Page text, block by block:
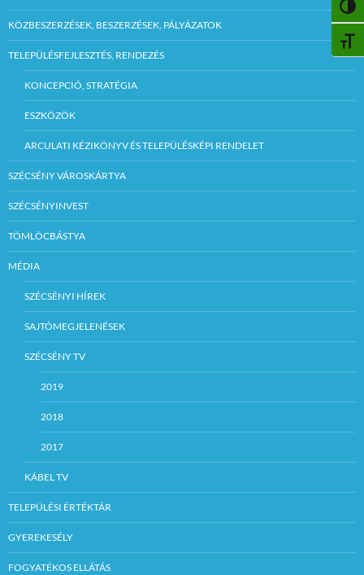
KÖZBESZERZÉSEK, BESZERZÉSEK, PÁLYÁZATOK
TELEPÜLÉSFEJLESZTÉS, RENDEZÉS
KONCEPCIÓ, STRATÉGIA
ESZKÖZÖK
ARCULATI KÉZIKÖNYV ÉS TELEPÜLÉSKÉPI RENDELET
SZÉCSÉNY VÁROSKÁRTYA
SZÉCSÉNYINVEST
TÖMLÖCBÁSTYA
MÉDIA
SZÉCSÉNYI HÍREK
SAJTÓMEGJELENÉSEK
SZÉCSÉNY TV
2019
2018
2017
KÁBEL TV
TELEPÜLÉSI ÉRTÉKTÁR
GYEREKESÉLY
FOGYATÉKOS ELLÁTÁS